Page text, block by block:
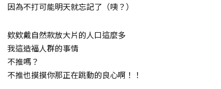
因為不打可能明天就忘記了（咦？）
欸欸戴自然款放大片的人口這麼多
我這造福人群的事情
不推嗎？
不推也摸摸你那正在跳動的良心啊！！